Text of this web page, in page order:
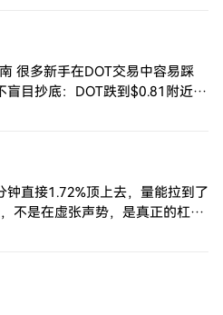
很多新手在DOT交易中容易踩
盲目抄底：DOT跌到$0.81附近再
逆势补仓； 2. 不重仓梭哈：单
直接1.72%顶上去，量能拉到了
不是在虚张声势，是真正的杠杆
近20根5分钟K线的区间上沿都给